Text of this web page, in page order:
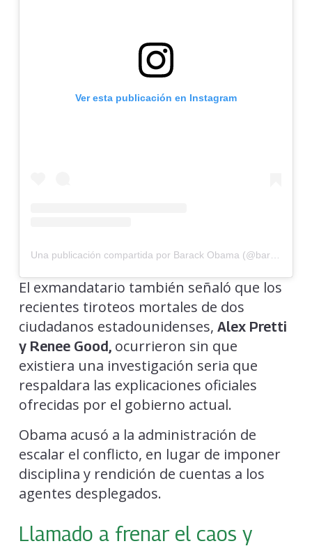
Ver esta publicación en Instagram
El exmandatario también señaló que los
recientes tiroteos mortales de dos
ciudadanos estadounidenses, Alex Pretti
y Renee Good,ocurrieron sin que
existiera una investigación seria que
respaldara las explicaciones oficiales
ofrecidas por el gobierno actual.
Obama acusó a la administración de
escalar el conflicto, en lugar de imponer
disciplina y rendición de cuentas a los
agentes desplegados.
Llamado a frenar el caos y